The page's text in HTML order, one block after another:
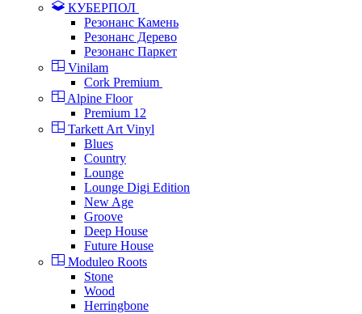
КУБЕРПОЛ
Резонанс Камень
Резонанс Дерево
Резонанс Паркет
Vinilam
Cork Premium
Alpine Floor
Premium 12
Tarkett Art Vinyl
Blues
Country
Lounge
Lounge Digi Edition
New Age
Groove
Deep House
Future House
Moduleo Roots
Stone
Wood
Herringbone